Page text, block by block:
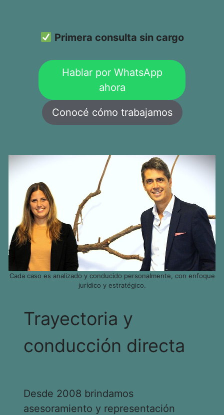
Primera consulta sin cargo
Hablar por WhatsApp
ahora
Conocé cómo trabajamos
Cada caso es analizado y conducido personalmente, con enfoque
jurídico y estratégico.
Trayectoria y
conducción directa
Desde 2008 brindamos
asesoramiento y representación